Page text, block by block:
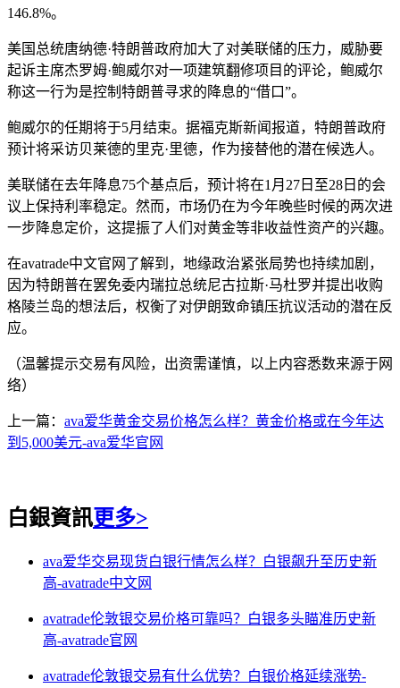
146.8%。
美国总统唐纳德·特朗普政府加大了对美联储的压力，威胁要
起诉主席杰罗姆·鲍威尔对一项建筑翻修项目的评论，鲍威尔
称这一行为是控制特朗普寻求的降息的“借口”。
鲍威尔的任期将于5月结束。据福克斯新闻报道，特朗普政府
预计将采访贝莱德的里克·里德，作为接替他的潜在候选人。
美联储在去年降息75个基点后，预计将在1月27日至28日的会
议上保持利率稳定。然而，市场仍在为今年晚些时候的两次进
一步降息定价，这提振了人们对黄金等非收益性资产的兴趣。
在avatrade中文官网了解到，地缘政治紧张局势也持续加剧，
因为特朗普在罢免委内瑞拉总统尼古拉斯·马杜罗并提出收购
格陵兰岛的想法后，权衡了对伊朗致命镇压抗议活动的潜在反
应。
（温馨提示交易有风险，出资需谨慎，以上内容悉数来源于网
络）
上一篇： ava爱华黄金交易价格怎么样？黄金价格或在今年达
到5,000美元-ava爱华官网
白銀資訊更多>
ava爱华交易现货白银行情怎么样？白银飙升至历史新
高-avatrade中文网
avatrade伦敦银交易价格可靠吗？白银多头瞄准历史新
高-avatrade官网
avatrade伦敦银交易有什么优势？白银价格延续涨势-